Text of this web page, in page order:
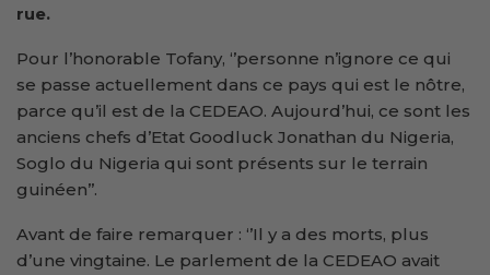
rue.
Pour l’honorable Tofany, ‘’personne n’ignore ce qui
se passe actuellement dans ce pays qui est le nôtre,
parce qu’il est de la CEDEAO. Aujourd’hui, ce sont les
anciens chefs d’Etat Goodluck Jonathan du Nigeria,
Soglo du Nigeria qui sont présents sur le terrain
guinéen’’.
Avant de faire remarquer : ‘’Il y a des morts, plus
d’une vingtaine. Le parlement de la CEDEAO avait